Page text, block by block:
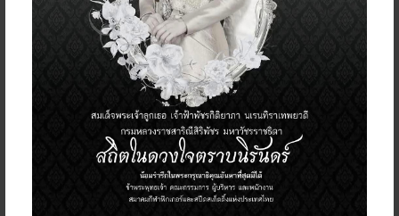
FIGURE SKATING
2024 Thailand Open Figure Skating Trophy
MAY 3–6, 2024